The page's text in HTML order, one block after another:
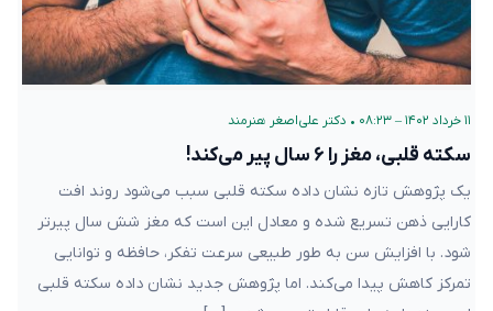
۱۱ خرداد ۱۴۰۲ – ۰۸:۲۳ • دکتر علی‌اصغر هنرمند
سکته قلبی، مغز را ۶ سال پیر می‌کند!
یک پژوهش تازه نشان داده سکته قلبی سبب می‌شود روند افت
کارایی ذهن تسریع شده و معادل این است که مغز شش سال پیرتر
شود. با افزایش سن به طور طبیعی سرعت تفکر، حافظه و توانایی
تمرکز کاهش پیدا می‌کند. اما پژوهش جدید نشان داده سکته قلبی